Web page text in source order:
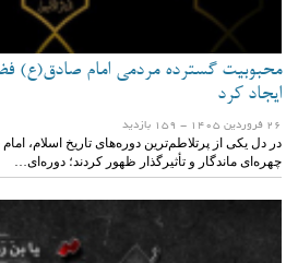
محبوبیت گسترده مردمی امام صادق(ع)
ایجاد کرد
26 فروردين 1405 - 159 بازدید
در دل یکی از پرتلاطم‌ترین دوره‌های تاریخ اسلام،
چهره‌ای ماندگار و تأثیرگذار ظهور کردند؛ دوره‌ای…